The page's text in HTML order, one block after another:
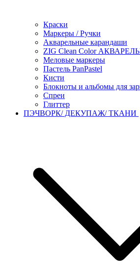
Краски
Маркеры / Ручки
Акварельные карандаши
ZIG Clean Color
Меловые маркеры
Пастель PanPastel
Кисти
Блокноты и альбомы для
Спреи
Глиттер
ПЭЧВОРК/ ДЕКУПАЖ/ ТКАНИ